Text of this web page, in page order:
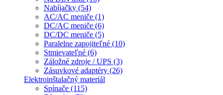
Nabíjačky (54)
AC/AC meniče (1)
DC/AC meniče (6)
DC/DC meniče (5)
Paralelne zapojiteľné (10)
Stmievateľné (6)
Záložné zdroje / UPS (3)
Zásuvkové adaptéry (26)
Elektroinštalačný materiál
Spínače (115)